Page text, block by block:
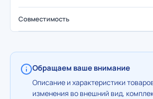
Совместимость
Обращаем ваше внимание
Описание и характеристики
изменения во внешний вид,